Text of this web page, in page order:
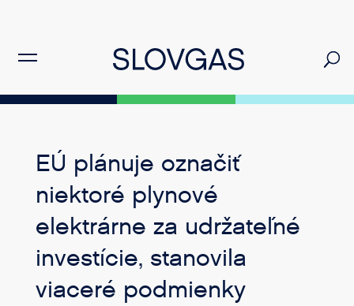
EÚ plánuje označiť
niektoré plynové
elektrárne za udržateľné
investície, stanovila
viaceré podmienky